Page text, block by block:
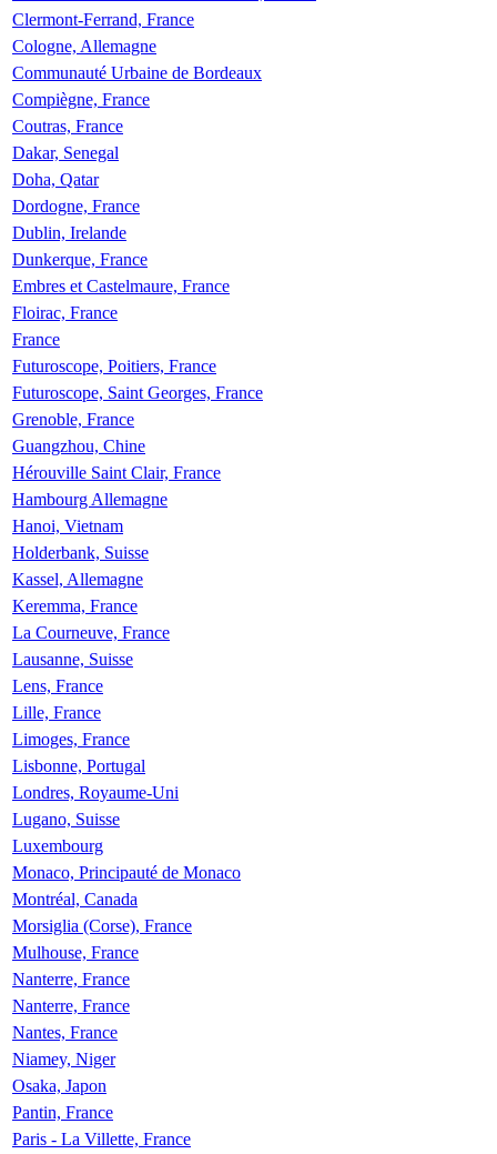
Clermont-Ferrand, France
Cologne, Allemagne
Communauté Urbaine de Bordeaux
Compiègne, France
Coutras, France
Dakar, Senegal
Doha, Qatar
Dordogne, France
Dublin, Irelande
Dunkerque, France
Embres et Castelmaure, France
Floirac, France
France
Futuroscope, Poitiers, France
Futuroscope, Saint Georges, France
Grenoble, France
Guangzhou, Chine
Hérouville Saint Clair, France
Hambourg Allemagne
Hanoi, Vietnam
Holderbank, Suisse
Kassel, Allemagne
Keremma, France
La Courneuve, France
Lausanne, Suisse
Lens, France
Lille, France
Limoges, France
Lisbonne, Portugal
Londres, Royaume-Uni
Lugano, Suisse
Luxembourg
Monaco, Principauté de Monaco
Montréal, Canada
Morsiglia (Corse), France
Mulhouse, France
Nanterre, France
Nanterre, France
Nantes, France
Niamey, Niger
Osaka, Japon
Pantin, France
Paris - La Villette, France